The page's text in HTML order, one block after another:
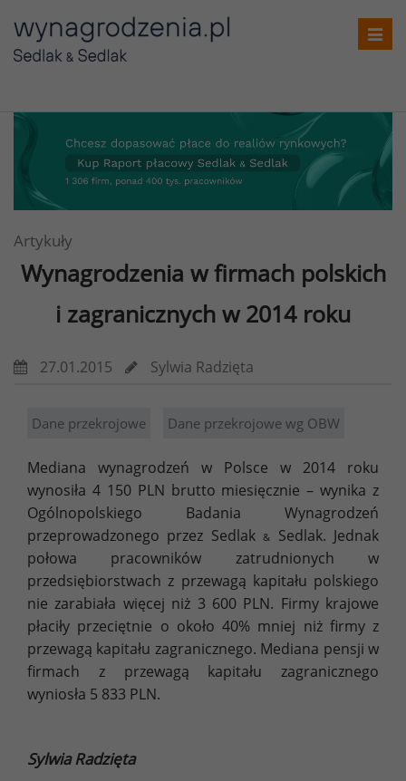
Artykuły
Wynagrodzenia w firmach polskich
i zagranicznych w 2014 roku
27.01.2015 Sylwia Radzięta
Dane przekrojowe Dane przekrojowe wg OBW
Mediana wynagrodzeń w Polsce w 2014 roku
wynosiła 4 150 PLN brutto miesięcznie – wynika z
Ogólnopolskiego Badania Wynagrodzeń
przeprowadzonego przez Sedlak&
Sedlak. Jednak
połowa pracowników zatrudnionych w
przedsiębiorstwach z przewagą kapitału polskiego
nie zarabiała więcej niż 3 600 PLN. Firmy krajowe
płaciły przeciętnie o około 40% mniej niż firmy z
przewagą kapitału zagranicznego. Mediana pensji w
firmach z przewagą kapitału zagranicznego
wyniosła 5 833 PLN.
Sylwia Radzięta